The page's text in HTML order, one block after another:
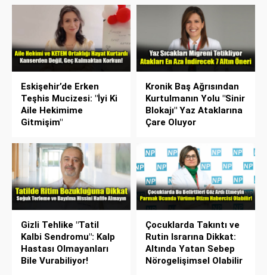
Eskişehir’de Erken
Teşhis Mucizesi: "İyi Ki
Aile Hekimime
Gitmişim"
Kronik Baş Ağrısından
Kurtulmanın Yolu "Sinir
Blokajı" Yaz Ataklarına
Çare Oluyor
Gizli Tehlike "Tatil
Kalbi Sendromu": Kalp
Hastası Olmayanları
Bile Vurabiliyor!
Çocuklarda Takıntı ve
Rutin Israrına Dikkat:
Altında Yatan Sebep
Nörogelişimsel Olabilir